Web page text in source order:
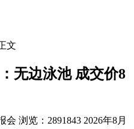
文
无边泳池 成交价8
会 浏览：2891843 2026年8月